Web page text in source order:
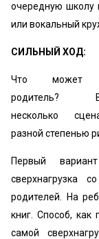
очередную школу
или вокальный
СИЛЬНЫЙ ХОД:
Что может
родитель?
несколько
разной степенью
Первый
сверхнагрузка
родителей. На
книг. Способ, как
самой